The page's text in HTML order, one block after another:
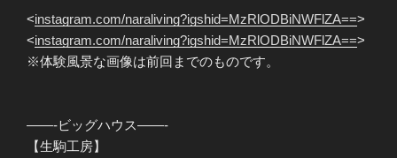
<instagram.com/naraliving?igshid=MzRlODBiNWFlZA==>
<instagram.com/naraliving?igshid=MzRlODBiNWFlZA==>
※体験風景な画像は前回までのものです。
——-ビッグハウス——-
【生駒工房】